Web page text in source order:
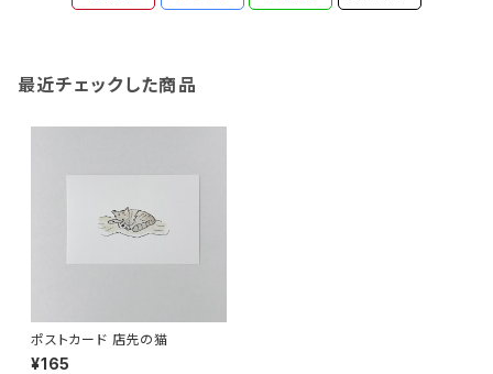
最近チェックした商品
ポストカード 店先の猫
¥165